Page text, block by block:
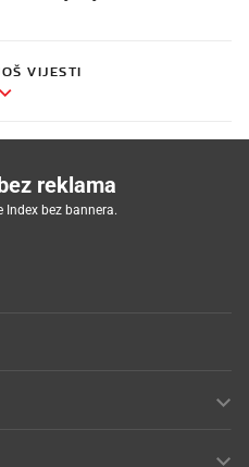
VIJESTI
reklama
bez bannera.